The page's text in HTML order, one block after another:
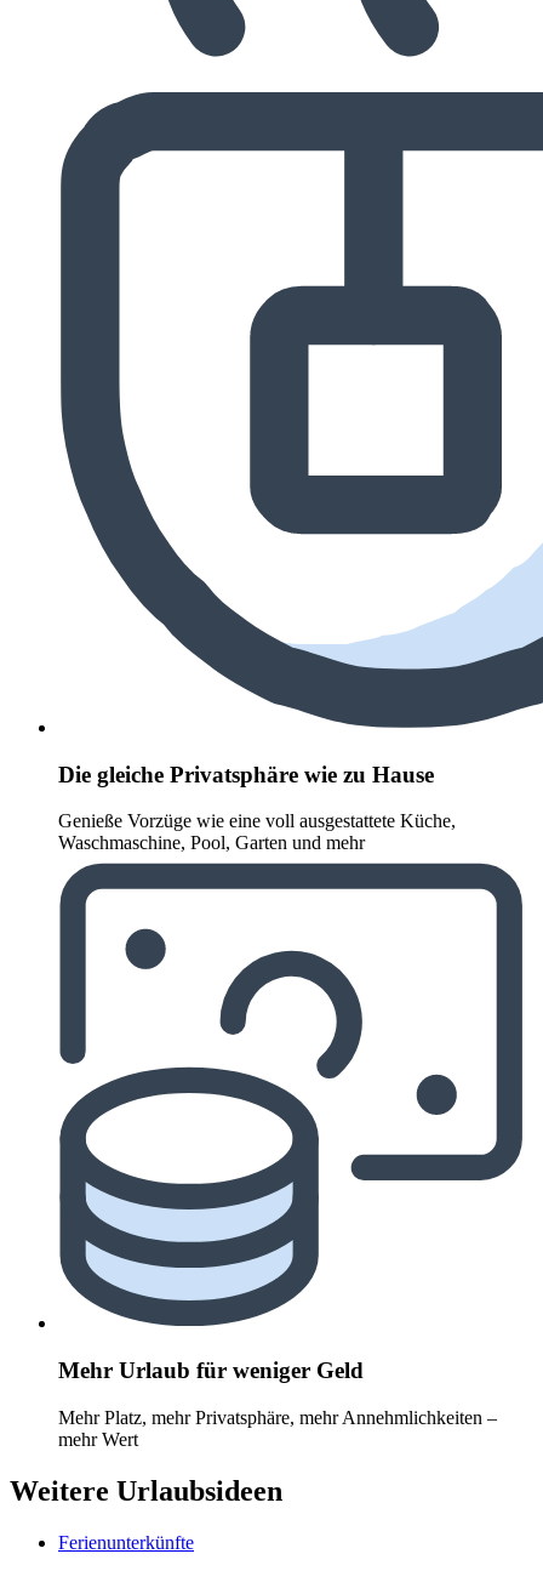
Die gleiche Privatsphäre wie zu Hause
Genieße Vorzüge wie eine voll ausgestattete Küche,
Waschmaschine, Pool, Garten und mehr
Mehr Urlaub für weniger Geld
Mehr Platz, mehr Privatsphäre, mehr Annehmlichkeiten –
mehr Wert
Weitere Urlaubsideen
Ferienunterkünfte